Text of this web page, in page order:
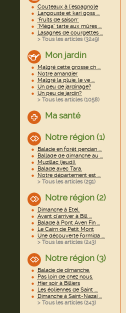
Couteaux à l'espagnole
Langouste et kari goss ...
"fruits de saison"
"Méga" tarte aux mûres ...
Lasagnes de courgettes ...
> Tous les articles (3249)
Mon jardin
Malgré cette grosse ch ...
Notre amandier
Malgré la pluie, le ve ...
Un peu de jardinage?
Un peu de jardin?
> Tous les articles (1058)
Ma santé
Notre région (1)
Balade en forêt pendan ...
Ballade de dimanche au ...
Muzillac (jeudi).
Balade avec Tara.
Notre département est ...
> Tous les articles (291)
Notre région (2)
Dimanche à Etel.
Avant d'arriver à Bill ...
Balade à Pont Aven Fin ...
Le Cairn de Petit Mont
Une découverte formida ...
> Tous les articles (243)
Notre région (3)
Balade de dimanche.
Pas loin de chez nous.
Hier soir à Billiers
Les éoliennes de Saint ...
Dimanche à Saint-Nazai ...
> Tous les articles (243)